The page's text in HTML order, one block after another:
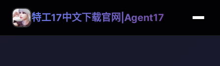
特工17中文下载官网|Agent17